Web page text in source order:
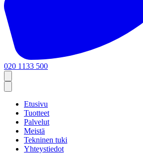
020 1133 500
Etusivu
Tuotteet
Palvelut
Meistä
Tekninen tuki
Yhteystiedot